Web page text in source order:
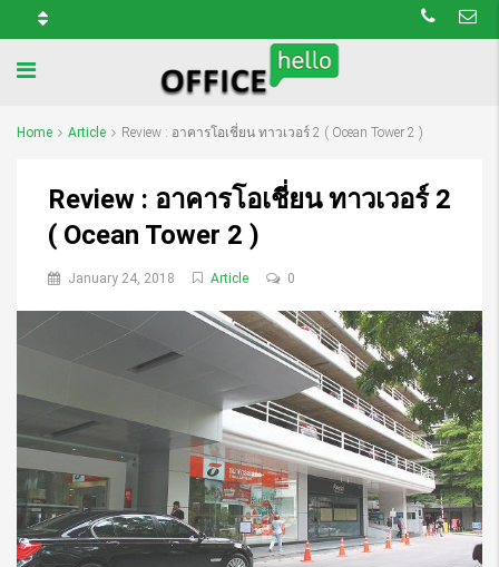
Home Article Review : อาคารโอเชี่ยน ทาวเวอร์ 2 ( Ocean Tower 2 )
Review : อาคารโอเชี่ยน ทาวเวอร์ 2
( Ocean Tower 2 )
January 24, 2018 Article 0